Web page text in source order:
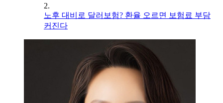
2.
노후 대비로 달러보험? 환율 오르면 보험료 부담
커진다